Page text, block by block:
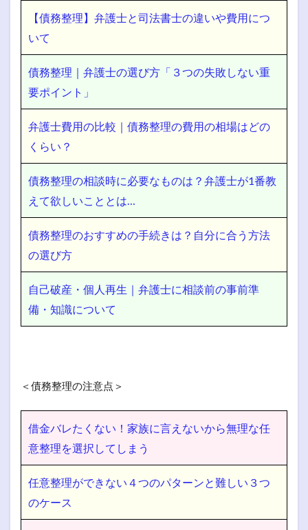
【債務整理】弁護士と司法書士の違いや費用につ
いて
債務整理｜弁護士の選び方「３つの失敗しない重
要ポイント」
弁護士費用の比較｜債務整理の費用の相場はどの
くらい？
債務整理の相談時に必要なものは？弁護士が1番教
えて欲しいこととは…
債務整理のおすすめの手続きは？自分に合う方法
の選び方
自己破産・個人再生｜弁護士に相談前の事前準
備・知識について
＜債務整理の注意点＞
借金バレたくない！家族に言えないから無理な任
意整理を選択してしまう
任意整理ができない４つのパターンと難しい３つ
のケース